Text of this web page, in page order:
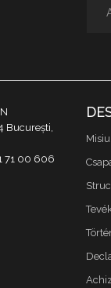
București,
71 00 606